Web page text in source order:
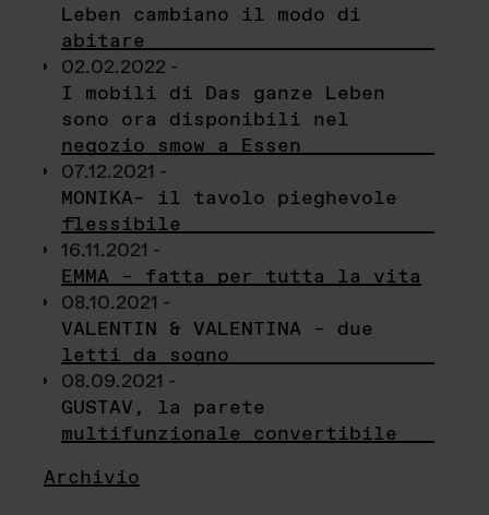
Leben cambiano il modo di
abitare
02.02.2022 -
I mobili di Das ganze Leben
sono ora disponibili nel
negozio smow a Essen
07.12.2021 -
MONIKA– il tavolo pieghevole
flessibile
16.11.2021 -
EMMA – fatta per tutta la vita
08.10.2021 -
VALENTIN & VALENTINA – due
letti da sogno
08.09.2021 -
GUSTAV, la parete
multifunzionale convertibile
Archivio